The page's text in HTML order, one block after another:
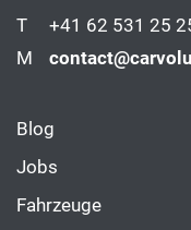
T +41 62 531 25
M
Blog
Jobs
Fahrzeuge